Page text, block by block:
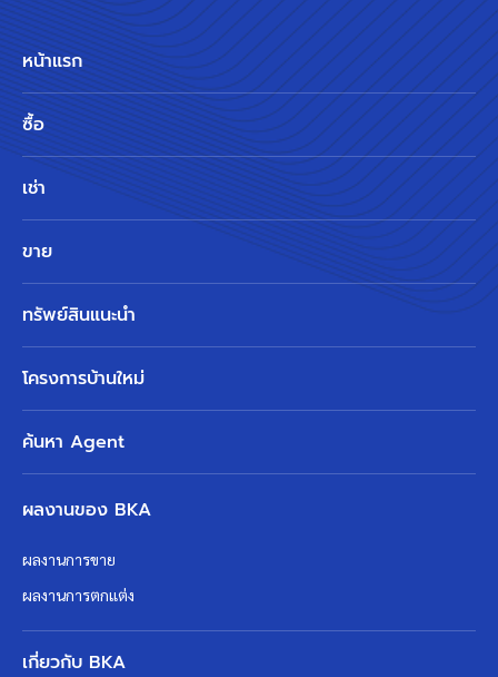
หน้าแรก
ซื้อ
เช่า
ขาย
ทรัพย์สินแนะนำ
โครงการบ้านใหม่
ค้นหา Agent
ผลงานของ BKA
ผลงานการขาย
ผลงานการตกแต่ง
เกี่ยวกับ BKA